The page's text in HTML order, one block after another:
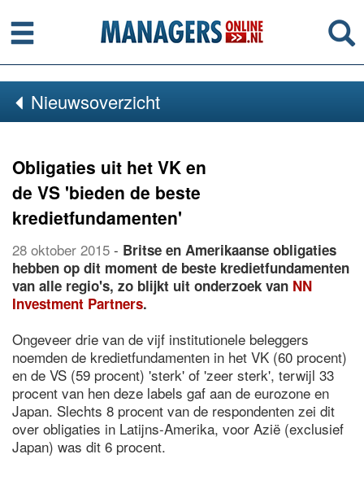
Menu
Nieuwsoverzicht
Obligaties uit het VK en
de VS 'bieden de beste
kredietfundamenten'
28 oktober 2015 - Britse en Amerikaanse obligaties
hebben op dit moment de beste kredietfundamenten
van alle regio's, zo blijkt uit onderzoek van NN
Investment Partners.
Ongeveer drie van de vijf institutionele beleggers
noemden de kredietfundamenten in het VK (60 procent)
en de VS (59 procent) 'sterk' of 'zeer sterk', terwijl 33
procent van hen deze labels gaf aan de eurozone en
Japan. Slechts 8 procent van de respondenten zei dit
over obligaties in Latijns-Amerika, voor Azië (exclusief
Japan) was dit 6 procent.